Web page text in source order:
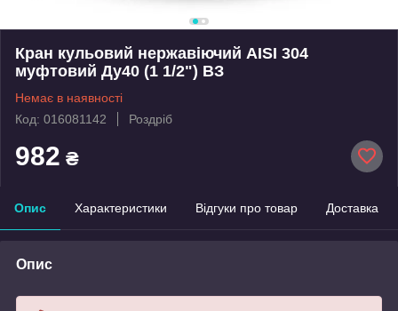
Кран кульовий нержавіючий AISI 304
муфтовий Ду40 (1 1/2") ВЗ
Немає в наявності
Код: 016081142
Роздріб
982 ₴
Опис Характеристики Відгуки про товар Доставка
Опис